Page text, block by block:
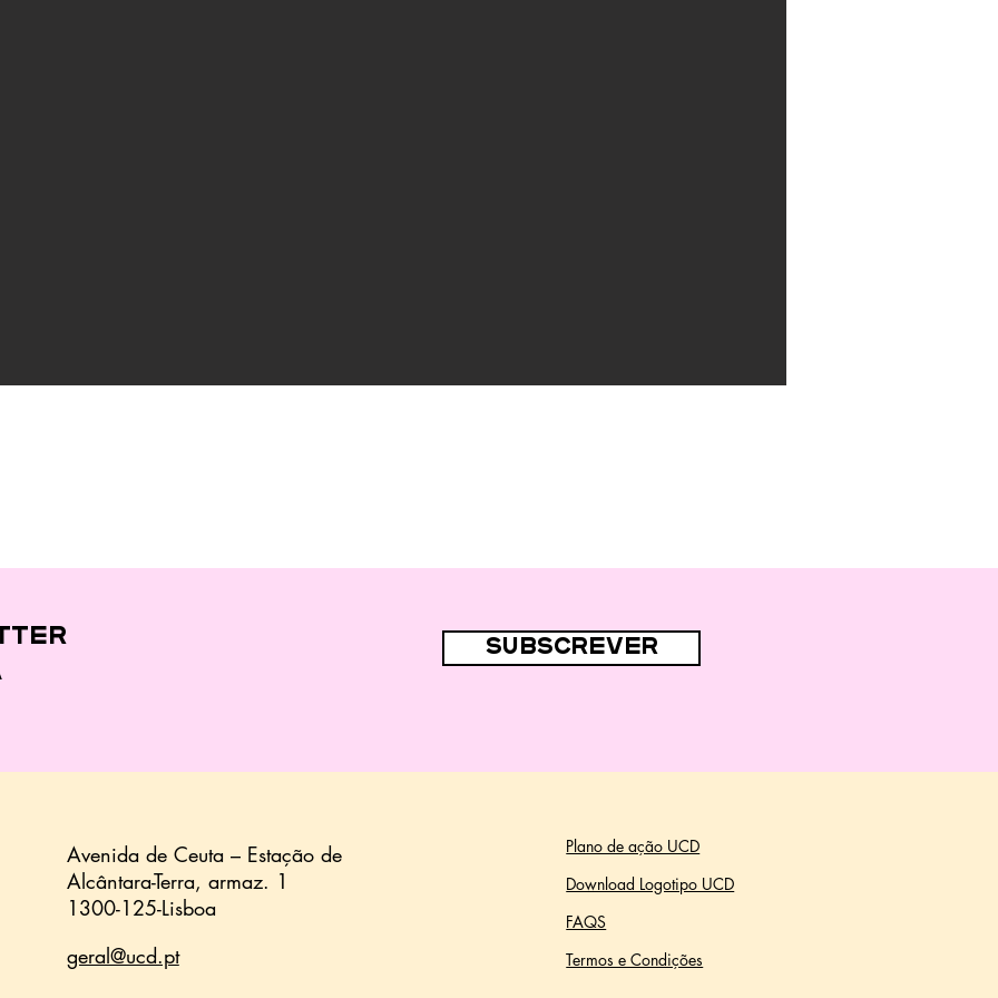
subscrever
Avenida de Ceuta – Estação de
Alcântara-Terra, armaz. 1
1300-125-Lisboa
geral@ucd.pt
Plano de ação UCD
Download Logotipo UCD
FAQS
Termos e Condições